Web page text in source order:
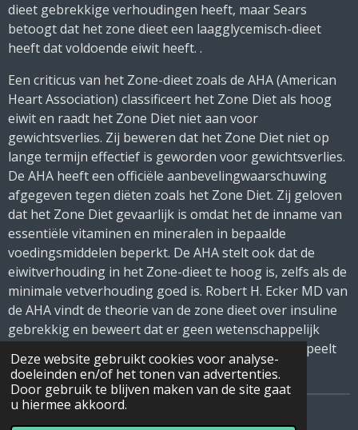
Deze website gebruikt cookies voor analyse-
doeleinden en/of het tonen van advertenties.
Door gebruik te blijven maken van de site gaat
u hiermee akkoord.
dieet gebrekkige verhoudingen heeft, maar Sears
betoogt dat het zone dieet een laagglycemisch-dieet
heeft dat voldoende eiwit heeft. .
Een criticus van het Zone-dieet zoals de AHA (American
Heart Association) classificeert het Zone Diet als hoog
eiwit en raadt het Zone Diet niet aan voor
gewichtsverlies. Zij beweren dat het Zone Diet niet op
lange termijn effectief is geworden voor gewichtsverlies.
De AHA heeft een officiële aanbevelingwaarschuwing
afgegeven tegen diëten zoals het Zone Diet. Zij geloven
dat het Zone Diet gevaarlijk is omdat het de inname van
essentiële vitaminen en mineralen in bepaalde
voedingsmiddelen beperkt. De AHA stelt ook dat de
eiwitverhouding in het Zone-dieet te hoog is, zelfs als de
minimale vetverhouding goed is. Robert H. Ecker MD van
de AHA vindt de theorie van de zone dieet over insuline
gebrekkig en beweert dat er geen wetenschappelijk
bewijs is dat het hormoon insuline een grote rol speelt
bij het reguleren van de gewichtsverlies.